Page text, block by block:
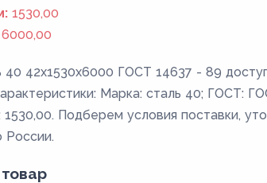
1530,00
6000,00
40 42x1530x6000 ГОСТ 14637 - 89
Марка: сталь 40; ГОСТ:
Подберем условия поставки,
России.